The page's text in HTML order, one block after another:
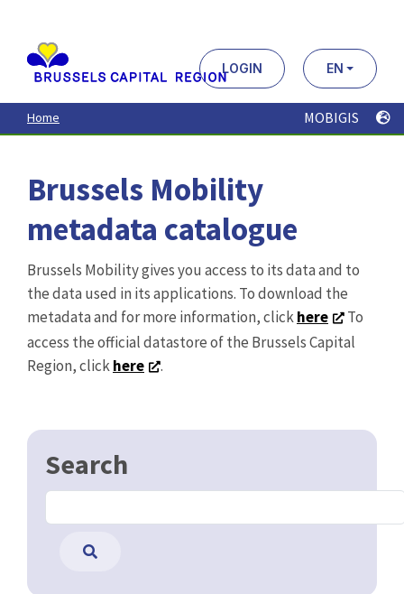
contenu
principal
LOGIN EN
Home MOBIGIS
Brussels Mobility
metadata catalogue
Brussels Mobility gives you access to its data and to
the data used in its applications. To download the
metadata and for more information, clickhere
To
access the official datastore of the Brussels Capital
Region, clickhere .
Search